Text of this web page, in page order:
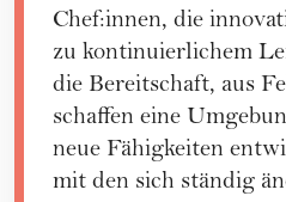
Chef:innen, die
zu kontinuierlichem
die Bereitschaft, aus
schaffen eine
neue Fähigkeiten
mit den sich ständig